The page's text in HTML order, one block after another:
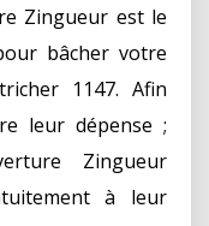
Zingueur est le
bâcher votre
1147. Afin
leur dépense ;
Zingueur
à leur